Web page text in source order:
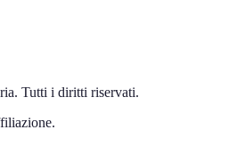
. Tutti i diritti riservati.